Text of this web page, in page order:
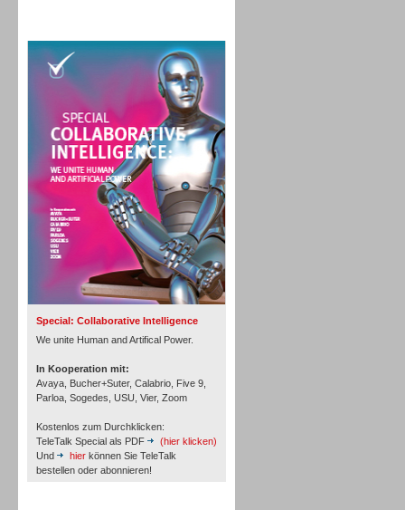
Special: Collaborative Intelligence
We unite Human and Artifical Power.
In Kooperation mit:
Avaya, Bucher+Suter, Calabrio, Five 9,
Parloa, Sogedes, USU, Vier, Zoom
Kostenlos zum Durchklicken:
TeleTalk Special als PDF
(hier klicken)
Und
hier können Sie TeleTalk
bestellen oder abonnieren!
Personal
Inbound